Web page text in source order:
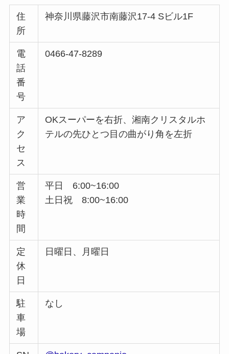
住
所
神奈川県藤沢市南藤沢17-4 Sビル1F
電
話
番
号
0466-47-8289
ア
ク
セ
ス
OKスーパーを右折、湘南クリスタルホ
テルの先ひとつ目の曲がり角を左折
営
業
時
間
平日 6:00~16:00
土日祝 8:00~16:00
定
休
日
日曜日、月曜日
駐
車
場
なし